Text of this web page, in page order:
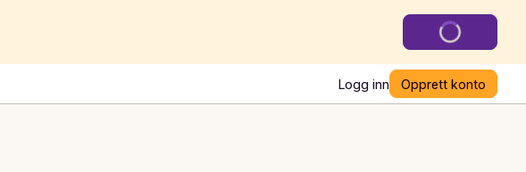
Logg inn Opprett konto